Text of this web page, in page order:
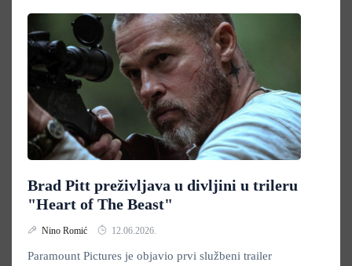
Brad Pitt preživljava u divljini u trileru
"Heart of The Beast"
Nino Romić 12.06.2026.
Paramount Pictures je objavio prvi službeni trailer